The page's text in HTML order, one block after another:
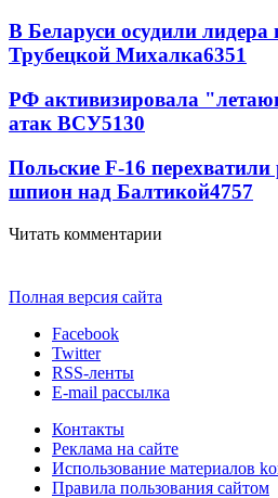
В Беларуси осудили
Трубецкой Михалка6351
РФ активизировала
атак ВСУ5130
Польские F-16 перехватили
шпион над Балтикой4757
Читать комментарии
Полная версия сайта
Facebook
Twitter
RSS-ленты
E-mail рассылка
Контакты
Реклама на сайте
Использование материалов
Правила пользования сайтом